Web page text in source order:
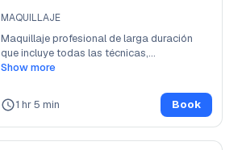
MAQUILLAJE
Maquillaje profesional de larga duración
que incluye todas las técnicas,...
Show more
1 hr 5 min Book